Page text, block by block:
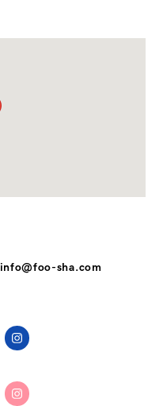
info@foo-sha.com